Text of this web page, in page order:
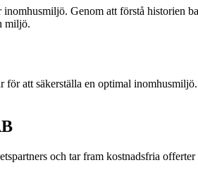
Genom att förstå historien
miljö.
att säkerställa en optimal
och tar fram kostnadsfria